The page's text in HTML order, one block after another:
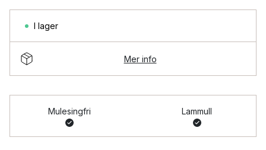
I lager
Mer info
Mulesingfri Lammull